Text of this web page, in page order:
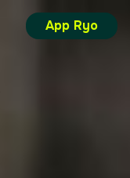
App Ryo